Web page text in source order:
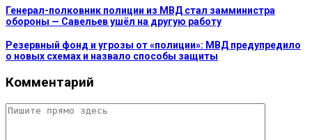
Генерал-полковник полиции из МВД стал замминистра
обороны — Савельев ушёл на другую работу
Резервный фонд и угрозы от «полиции»: МВД предупредило
о новых схемах и назвало способы защиты
Комментарий